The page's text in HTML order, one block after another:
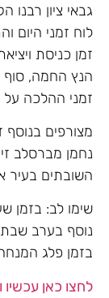
גבאי ציון רבנו
לוח זמני
זמן כניסת
הנץ החמה, סוף
זמני ההלכה על
מצורפים
נחמן מברסלב
השובתים בעיר
שימו לב: בזמן
נוסף בערב
בזמן פלג
לחצו כאן